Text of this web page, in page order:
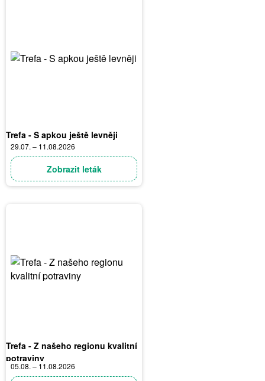
Trefa - S apkou ještě levněji
29.07. – 11.08.2026
Zobrazit leták
Trefa - Z našeho regionu kvalitní
potraviny
05.08. – 11.08.2026